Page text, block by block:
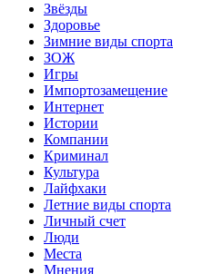
Звёзды
Здоровье
Зимние виды спорта
ЗОЖ
Игры
Импортозамещение
Интернет
Истории
Компании
Криминал
Культура
Лайфхаки
Летние виды спорта
Личный счет
Люди
Места
Мнения